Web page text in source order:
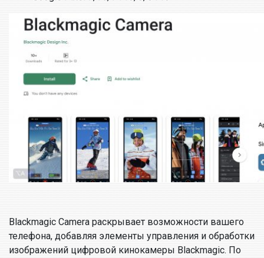
Blackmagic Camera раскрывает возможности вашего
телефона, добавляя элементы управления и обработки
изображений цифровой кинокамеры Blackmagic. По